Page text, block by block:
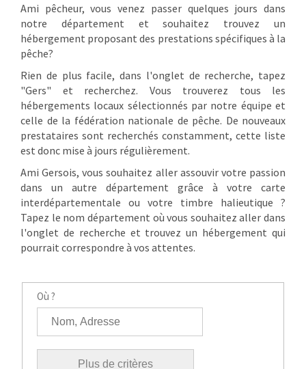
Ami pêcheur, vous venez passer quelques jours dans
notre département et souhaitez trouvez un
hébergement proposant des prestations spécifiques à la
pêche?
Rien de plus facile, dans l'onglet de recherche, tapez
"Gers" et recherchez. Vous trouverez tous les
hébergements locaux sélectionnés par notre équipe et
celle de la fédération nationale de pêche. De nouveaux
prestataires sont recherchés constamment, cette liste
est donc mise à jours régulièrement.
Ami Gersois, vous souhaitez aller assouvir votre passion
dans un autre département grâce à votre carte
interdépartementale ou votre timbre halieutique ?
Tapez le nom département où vous souhaitez aller dans
l'onglet de recherche et trouvez un hébergement qui
pourrait correspondre à vos attentes.
Où ?